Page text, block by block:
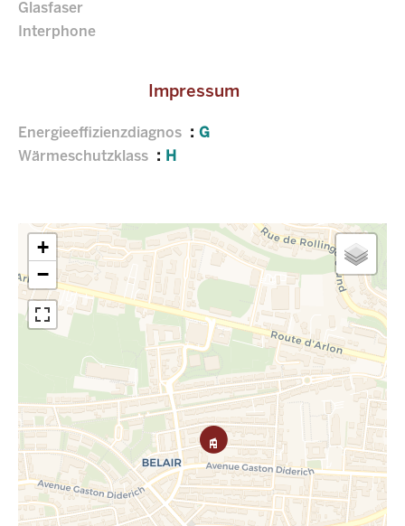
Glasfaser
Interphone
Impressum
Energieeffizienzdiagnos
G
Wärmeschutzklass
H
+
−